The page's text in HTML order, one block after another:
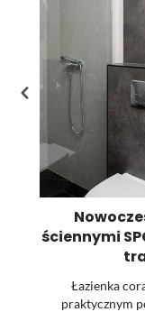
ściennymi
Łazienka
praktycznym